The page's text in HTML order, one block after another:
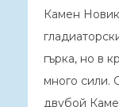
Камен
гърка, но в
много сили.
двубой